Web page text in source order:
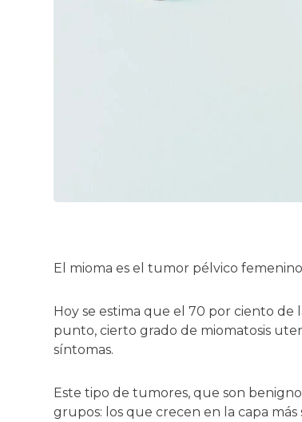
El mioma es el tumor pélvico
Hoy se estima que el 70 por ciento
punto, cierto grado de miomatosis
síntomas.
Este tipo de tumores, que son
grupos: los que crecen en la capa